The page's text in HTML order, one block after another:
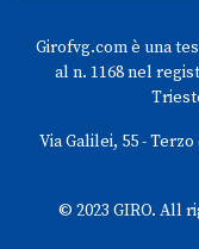
Girofvg.com è una
al n. 1168 nel
Via Galilei, 55 - Terzo
© 2023 GIRO. All